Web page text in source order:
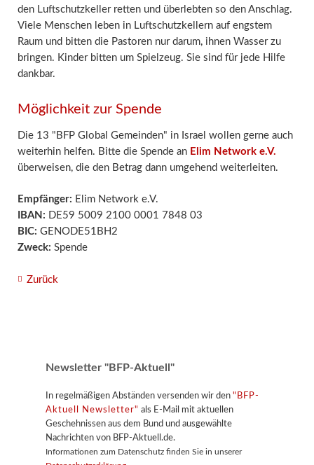
den Luftschutzkeller retten und überlebten so den Anschlag.
Viele Menschen leben in Luftschutzkellern auf engstem
Raum und bitten die Pastoren nur darum, ihnen Wasser zu
bringen. Kinder bitten um Spielzeug. Sie sind für jede Hilfe
dankbar.
Möglichkeit zur Spende
Die 13 "BFP Global Gemeinden" in Israel wollen gerne auch
weiterhin helfen. Bitte die Spende an Elim Network e.V.
überweisen, die den Betrag dann umgehend weiterleiten.
Empfänger: Elim Network e.V.
IBAN: DE59 5009 2100 0001 7848 03
BIC: GENODE51BH2
Zweck: Spende
Zurück
Newsletter "BFP-Aktuell"
In regelmäßigen Abständen versenden wir den "BFP-
Aktuell Newsletter" als E-Mail mit aktuellen
Geschehnissen aus dem Bund und ausgewählte
Nachrichten von BFP-Aktuell.de.
Informationen zum Datenschutz finden Sie in unserer